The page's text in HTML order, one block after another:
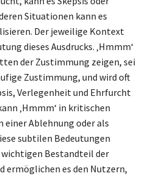
Situationen kann es
Der jeweilige Kontext
dieses Ausdrucks. ‚Hmmm‘
der Zustimmung zeigen, sei
Zustimmung, und wird oft
Verlegenheit und Ehrfurcht
‚Hmmm‘ in kritischen
einer Ablehnung oder als
subtilen Bedeutungen
wichtigen Bestandteil der
ermöglichen es den Nutzern,